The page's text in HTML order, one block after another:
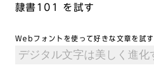
隷書101 を試す
Webフォントを使って好きな文章を試